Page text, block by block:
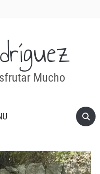
Mucho